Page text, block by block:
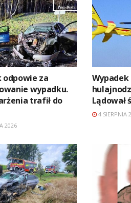
odpowie za
wypadku.
trafił do
2026
Lądował
4 SIERPNIA